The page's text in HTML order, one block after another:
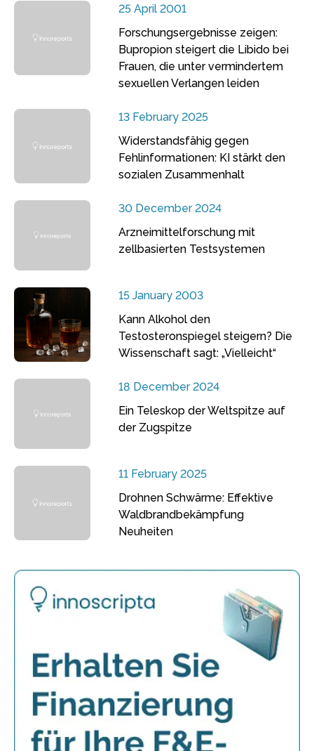
25 April 2001
Forschungsergebnisse zeigen:
Bupropion steigert die Libido bei
Frauen, die unter vermindertem
sexuellen Verlangen leiden
13 February 2025
Widerstandsfähig gegen
Fehlinformationen: KI stärkt den
sozialen Zusammenhalt
30 December 2024
Arzneimittelforschung mit
zellbasierten Testsystemen
15 January 2003
Kann Alkohol den
Testosteronspiegel steigern? Die
Wissenschaft sagt: „Vielleicht“
18 December 2024
Ein Teleskop der Weltspitze auf
der Zugspitze
11 February 2025
Drohnen Schwärme: Effektive
Waldbrandbekämpfung
Neuheiten